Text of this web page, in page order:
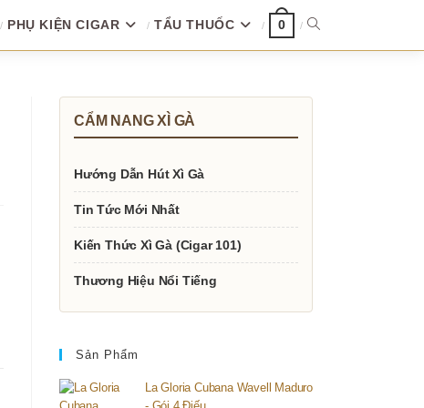
PHỤ KIỆN CIGAR TẨU THUỐC 0 TOGGLE
CẨM NANG XÌ GÀ
Hướng Dẫn Hút Xì Gà
Tin Tức Mới Nhất
Kiến Thức Xì Gà (Cigar 101)
Thương Hiệu Nổi Tiếng
Sản Phẩm
La Gloria Cubana Wavell Maduro